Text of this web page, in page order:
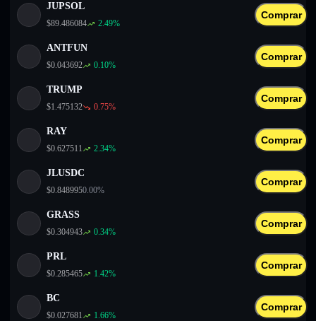
JUPSOL
$89.486084 2.49%
Comprar
ANTFUN
$0.043692 0.10%
Comprar
TRUMP
$1.475132 0.75%
Comprar
RAY
$0.627511 2.34%
Comprar
JLUSDC
$0.8489950.00%
Comprar
GRASS
$0.304943 0.34%
Comprar
PRL
$0.285465 1.42%
Comprar
BC
$0.027681 1.66%
Comprar